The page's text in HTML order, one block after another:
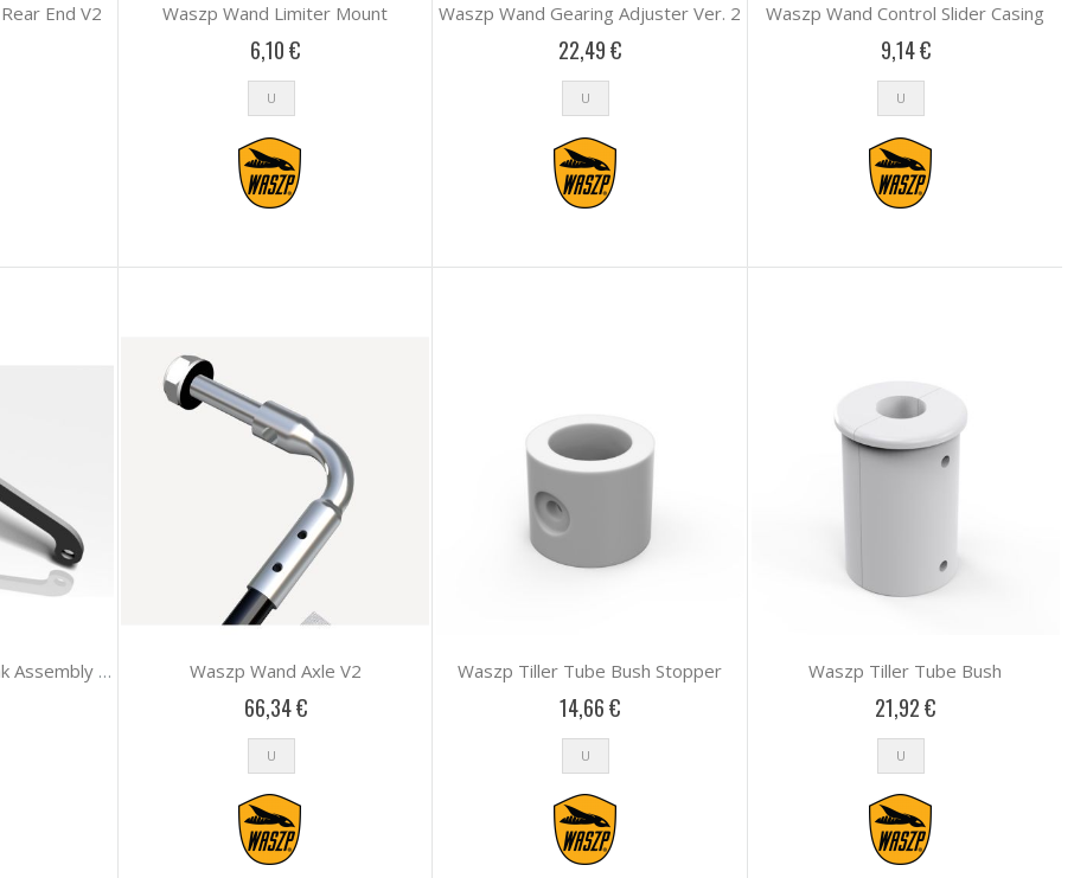
End V2 Waszp Wand Limiter Mount
6,10 €
U
Waszp Wand Gearing Adjuster Ver. 2
22,49 €
U
Waszp Wand Control Slider Casing
9,14 €
U
Waszp Wand Control Link Assembly V2 Waszp Wand Axle V2
66,34 €
U
Waszp Tiller Tube Bush Stopper
14,66 €
U
Waszp Tiller Tube Bush
21,92 €
U